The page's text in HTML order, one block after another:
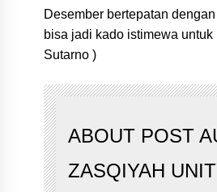
Desember bertepatan
bisa jadi kado istimewa
Sutarno )
ABOUT POST
ZASQIYAH